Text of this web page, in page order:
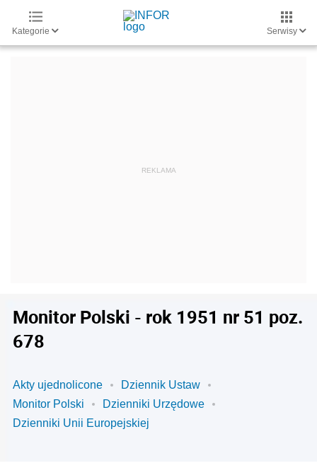
Kategorie Serwisy
Monitor Polski - rok 1951 nr 51 poz.
678
Akty ujednolicone
Dziennik Ustaw
Monitor Polski
Dzienniki Urzędowe
Dzienniki Unii Europejskiej